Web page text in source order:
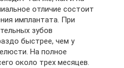
отличие состоит
имплантата. При
зубов
быстрее, чем у
На полное
около трех месяцев.